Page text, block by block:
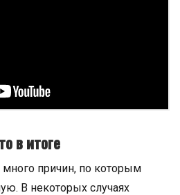
в итоге
причин, по которым
В некоторых случаях